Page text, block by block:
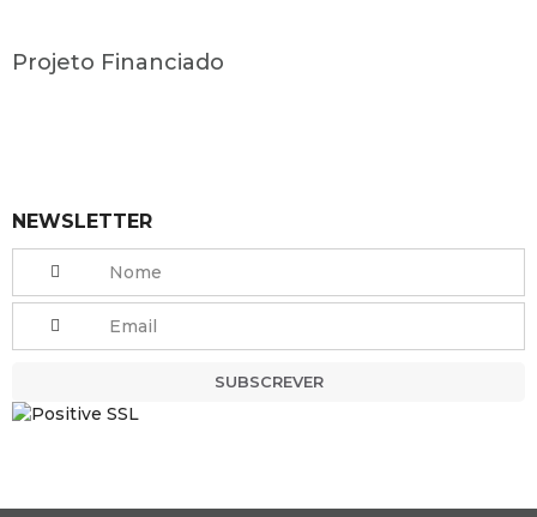
Projeto Financiado
NEWSLETTER
SUBSCREVER